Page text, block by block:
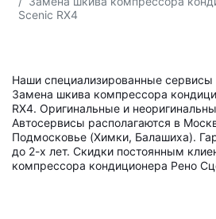
Scenic RX4
Наши специализированные сервисы
Замена шкива компрессора
RX4. Оригинальные и
Автосервисы располагаются в
Подмосковье (Химки, Балашиха).
до 2-х лет. Скидки постоянным
компрессора кондиционера Рено